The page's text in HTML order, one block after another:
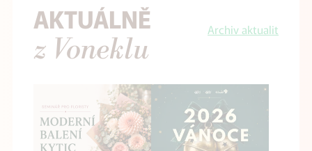
AKTUÁLNĚ
z Voneklu
Archiv aktualit